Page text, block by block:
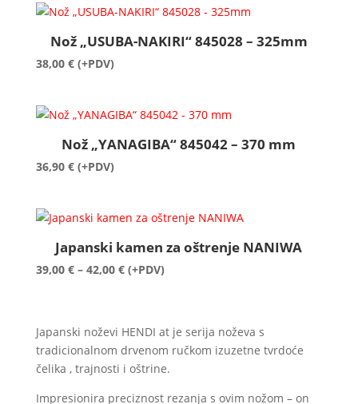
Nož „USUBA-NAKIRI“ 845028 – 325mm
38,00 € (+PDV)
Nož „YANAGIBA“ 845042 – 370 mm
36,90 € (+PDV)
Japanski kamen za oštrenje NANIWA
39,00 € – 42,00 €Raspon
do
42,00 €
(+PDV)
Japanski noževi HENDI at je serija noževa s
tradicionalnom drvenom ručkom izuzetne tvrdoće
čelika , trajnosti i oštrine.
Impresionira preciznost rezanja s ovim nožom – on